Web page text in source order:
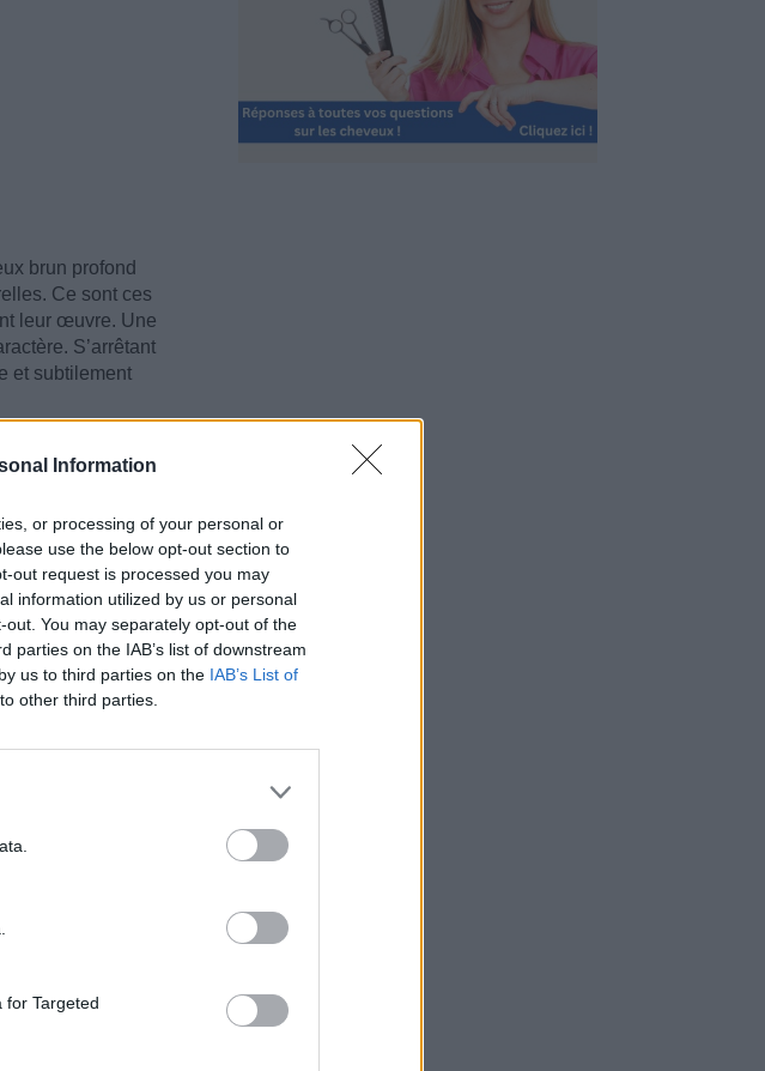
Information
or processing of your personal or
use the below opt-out section to
out request is processed you may
information utilized by us or personal
You may separately opt-out of the
parties on the IAB’s list of downstream
us to third parties on the IAB’s List of
other third parties.
for Targeted
brun profond
Ce sont ces
leur œuvre. Une
S’arrêtant
et subtilement
de vent, affichant cet
après-midi à sécher
cette allure a
de l’océan, la
votre allure est